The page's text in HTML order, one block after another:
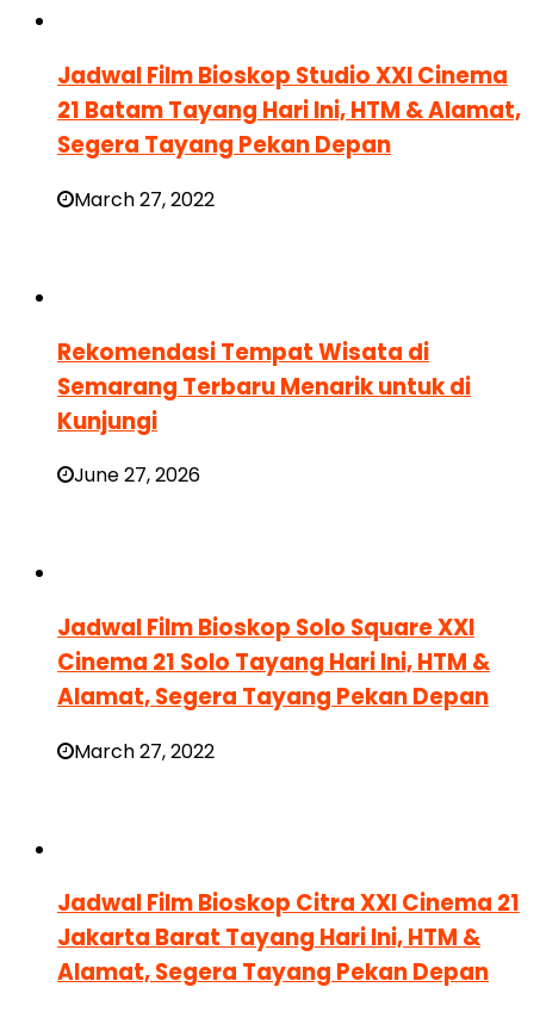
Jadwal Film Bioskop Studio XXI Cinema
21 Batam Tayang Hari Ini, HTM & Alamat,
Segera Tayang Pekan Depan
March 27, 2022
Rekomendasi Tempat Wisata di
Semarang Terbaru Menarik untuk di
Kunjungi
June 27, 2026
Jadwal Film Bioskop Solo Square XXI
Cinema 21 Solo Tayang Hari Ini, HTM &
Alamat, Segera Tayang Pekan Depan
March 27, 2022
Jadwal Film Bioskop Citra XXI Cinema 21
Jakarta Barat Tayang Hari Ini, HTM &
Alamat, Segera Tayang Pekan Depan